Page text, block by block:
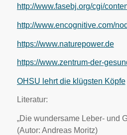
http://www.fasebj.org/cgi/
http://www.encognitive.com/
https://www.naturepower.de
https://www.zentrum-der-
OHSU lehrt die klügsten Köpfe
Literatur:
„Die wundersame Leber- und
(Autor: Andreas Moritz)